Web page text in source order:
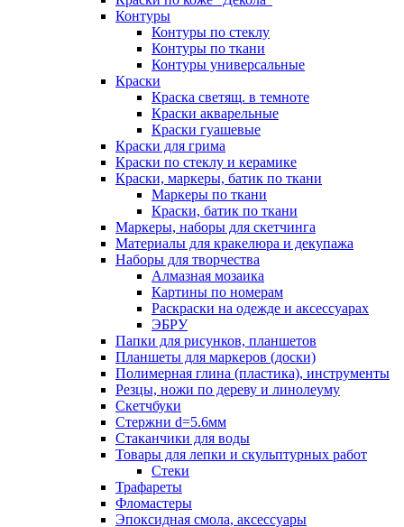
Контуры
Контуры по стеклу
Контуры по ткани
Контуры универсальные
Краски
Краска светящ. в темноте
Краски акварельные
Краски гуашевые
Краски для грима
Краски по стеклу и керамике
Краски, маркеры, батик по ткани
Маркеры по ткани
Краски, батик по ткани
Маркеры, наборы для скетчинга
Материалы для кракелюра и декупажа
Наборы для творчества
Алмазная мозаика
Картины по номерам
Раскраски на одежде и аксессуарах
ЭБРУ
Папки для рисунков, планшетов
Планшеты для маркеров (доски)
Полимерная глина (пластика), инструменты
Резцы, ножи по дереву и линолеуму
Скетчбуки
Стержни d=5.6мм
Стаканчики для воды
Товары для лепки и скульптурных работ
Стеки
Трафареты
Фломастеры
Эпоксидная смола, аксессуары